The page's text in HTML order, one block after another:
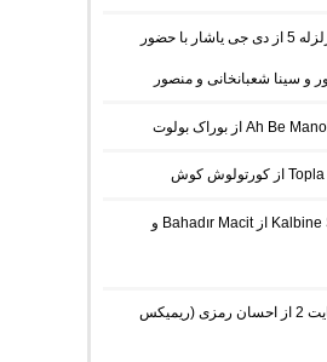
دانلود آهنگ ریمیکس زلزله 5 از دی جی یاشار با حضور
و سینا شعبانخانی و منصور
دانلود آهنگ ترکی Kalbine Sor از Bahadır Macit و
دانلود ریمیکس دیپ نایت 2 از احسان رمزی (ریمیکس